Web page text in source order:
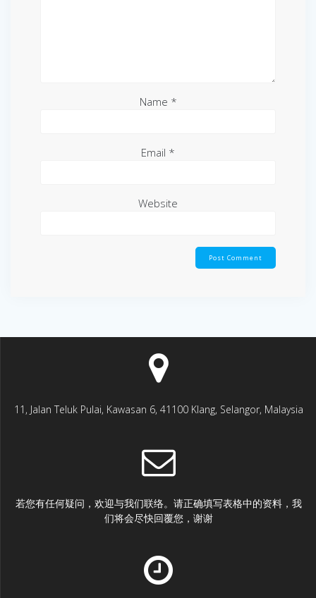
Name *
Email *
Website
11, Jalan Teluk Pulai, Kawasan 6, 41100 Klang, Selangor, Malaysia
若您有任何疑问，欢迎与我们联络。请正确填写表格中的资料，我
们将会尽快回覆您，谢谢